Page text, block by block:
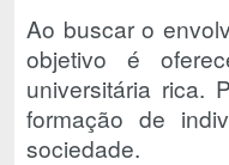
Ao buscar o
objetivo é
universitária rica.
formação de
sociedade.